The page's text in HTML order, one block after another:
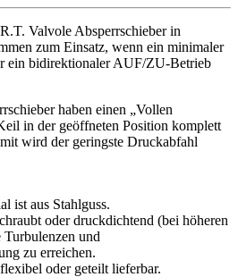
Valvole Absperrschieber in
zum Einsatz, wenn ein minimaler
ein bidirektionaler AUF/ZU-Betrieb
haben einen „Vollen
in der geöffneten Position komplett
wird der geringste Druckabfahl
ist aus Stahlguss.
oder druckdichtend (bei höheren
und
zu erreichen.
oder geteilt lieferbar.